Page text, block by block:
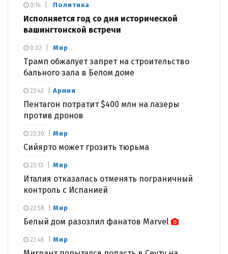
Политика
Исполняется год со дня исторической
вашингтонской встречи
0:14
Мир
Трамп обжалует запрет на строительство
бального зала в Белом доме
0:02
Армия
Пентагон потратит $400 млн на лазеры
против дронов
23:43
Мир
Сийярто может грозить тюрьма
23:30
Мир
Италия отказалась отменять пограничный
контроль с Испанией
23:13
Мир
Белый дом разозлил фанатов Marvel
22:58
Мир
22:46